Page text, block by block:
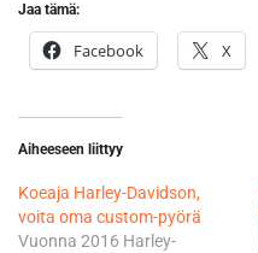
Jaa tämä:
Facebook X
Aiheeseen liittyy
Koeaja Harley-Davidson,
voita oma custom-pyörä
Vuonna 2016 Harley-